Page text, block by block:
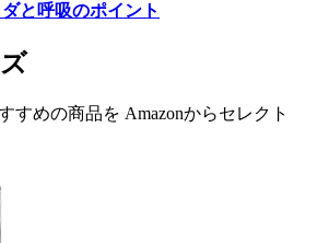
と呼吸のポイント
すめの商品を Amazonからセレクト